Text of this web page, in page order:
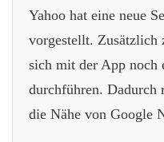
Yahoo hat eine neue
vorgestellt. Zusätzlich
sich mit der App noch
durchführen. Dadurch
die Nähe von Google